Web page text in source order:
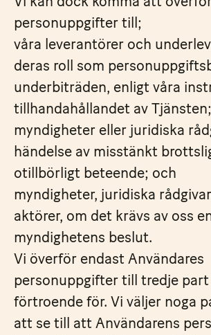
personuppgifter till;
våra leverantörer och
deras roll som
underbiträden, enligt våra
tillhandahållandet av Tjänsten;
myndigheter eller juridiska
händelse av misstänkt
otillbörligt beteende; och
myndigheter, juridiska
aktörer, om det krävs av oss
myndighetens beslut.
Vi överför endast Användares
personuppgifter till tredje part
förtroende för. Vi väljer noga
att se till att Användarens